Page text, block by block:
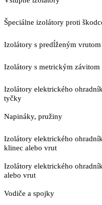
Špeciálne izolátory proti
Izolátory s predĺženým vrutom
Izolátory s metrickým závitom
Izolátory elektrického
tyčky
Napináky, pružiny
Izolátory elektrického
klinec alebo vrut
Izolátory elektrického
alebo vrut
Vodiče a spojky